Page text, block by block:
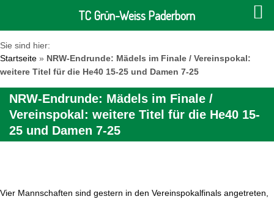
Sie sind hier:
Startseite » NRW-Endrunde: Mädels im Finale / Vereinspokal:
weitere Titel für die He40 15-25 und Damen 7-25
NRW-Endrunde: Mädels im Finale /
Vereinspokal: weitere Titel für die He40 15-
25 und Damen 7-25
Vier Mannschaften sind gestern in den Vereinspokalfinals angetreten,
TC Grün-Weiss Paderborn